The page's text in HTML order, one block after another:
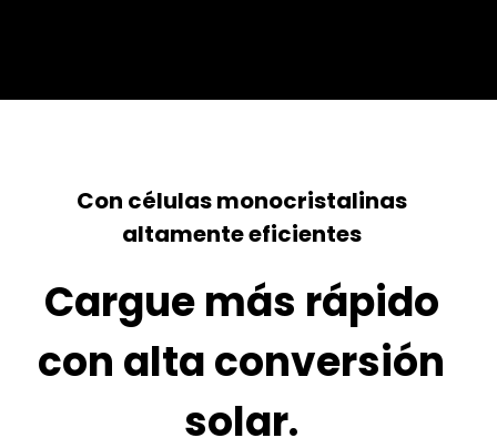
Con células monocristalinas
altamente eficientes
Cargue más rápido
con alta conversión
solar.